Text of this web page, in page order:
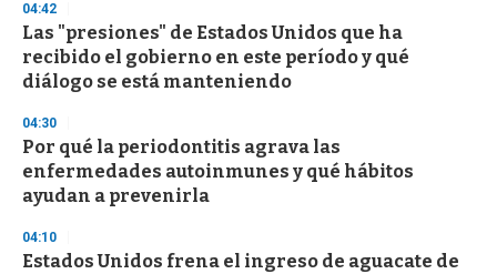
3
s
c
o
d
s
04:42
Las "presiones" de Estados Unidos que ha
recibido el gobierno en este período y qué
diálogo se está manteniendo
04:30
Por qué la periodontitis agrava las
enfermedades autoinmunes y qué hábitos
ayudan a prevenirla
04:10
Estados Unidos frena el ingreso de aguacate de